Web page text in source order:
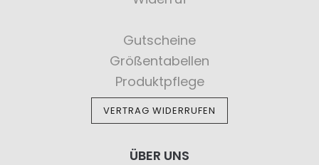
Gutscheine
Größentabellen
Produktpflege
VERTRAG WIDERRUFEN
ÜBER UNS